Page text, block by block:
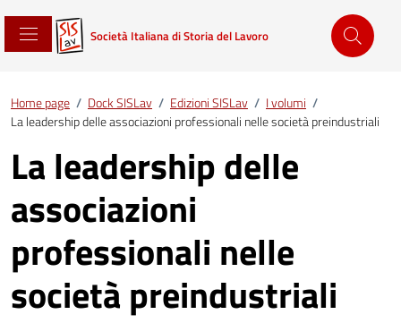
Società Italiana di Storia del Lavoro
Home page / Dock SISLav / Edizioni SISLav / I volumi /
La leadership delle associazioni professionali nelle società preindustriali
La leadership delle
associazioni
professionali nelle
società preindustriali